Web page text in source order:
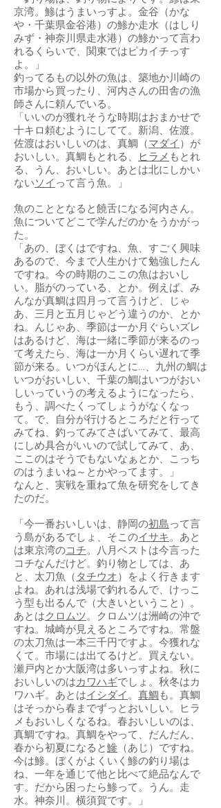
京湾。鯵はうまいっすよ。金谷（かな
や・千葉県金谷港）の鯵か走水（はしり
みず・神奈川県走水港）の鯵かって言わ
れるくらいで、関東ではピカイチっす
よ。」
釣ってるもの以外の魚は、築地か川崎の
市場から買ったり、河内さんの田舎の漁
師さんに頼んでいる。
「いいのが獲れそうな時期はおまかせで
十キロ頼むようにしてて。新潟、佐渡。
佐渡はおいしいのは、真鯛（マダイ ）が
おいしい。真鯛もとれる、
ヒラメ もとれ
る、うん、おいしい。あとは北にしかい
ないソイ って言う魚。」
魚のこととなると饒舌になる河内さん。
魚についてどこで学んだのかをうかがっ
た。
「あの、ぼくはですね、魚、すごく興味
あるので、今まで人生かけて勉強したん
ですね。今の時期のここの魚はおいし
い。脂がのっている、とか。例えば、み
んなが真鯛は四月って言うけど、じゃ
あ、三月と五月じゃどう違うのか、とか
ね。んじゃあ、季節は一か月ぐらいズレ
はあるけど、海は一緒に季節が来るのっ
て考えたら、海は一か月くらい遅れて季
節が来る。いつがほんとに…、九州の鯛は
いつがおいしい、千葉の鯛はいつがおい
しいっていうの考えるようになったら、
もう、調べたくってしょうがなくなっ
て。で、自分が行けるところだと行って
みてね、釣ってみてさばいてみて、最高
にしめ具合がいいので試してみて、あ、
ここのはそうでもないなぁとか、こっち
のはうまいね～とかやってます。」
なんと、実戦を重ねて魚を研究をしてき
たのだ。
「今一番おいしいは、静岡の初島って言
う島があるでしょ、そこのイサキ。あと
は東京湾のコチ。八月ベストは今言った
コチなんだけど。釣り物としては、あ
と、太刀魚（ タチウオ）をよく行きます
よね。あれは浅場で釣れるんで、けっこ
う型も出るんで（大きいということ）。
あとはクロムツ。クロムツは洲崎の沖で
すね。城崎が見えるところですね。常盤
の太刀魚は一本三千円ですよ。今獲れな
くて。市場には出てるけど。買えない。
瀬戸内とか大阪湾は多いっすよね。秋に
おいしいのはカワハギでしょ。秋冬はカ
ワハギ。あとはイシダイ。 真鯛 も。真鯛
はそっから春までずっとおいしい。ヒラ
メもおいしくなるね。春おいしいのは、
真鯛ですね。真鯛をやって、だんだん、
春から初夏になると鰺 （あじ）ですね。
今は鯵。ぼくがよくいく鯵の釣り場は
ね、一年を通じて他と比べて絶品なんで
す。だから困ったら鯵って。うん。走
水。神奈川。横須賀です。」